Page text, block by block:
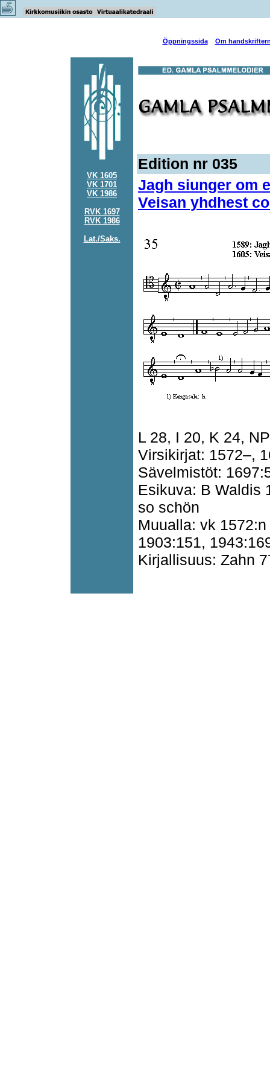
Öppningssida Om
VK 1605
VK 1701
VK 1986
RVK 1697
RVK 1986
Lat./Saks.
Edition nr 035
Jagh siunger om
Veisan yhdhest
L 28, I 20, K 24,
Virsikirjat: 1572–,
Sävelmistöt:
Esikuva: B Waldis
so schön
Muualla: vk
1903:151,
Kirjallisuus: Zahn